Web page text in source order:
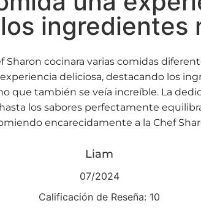
ingredientes
cocinara varias comidas
deliciosa, destacando los
que también se veía increíble. La
los sabores perfectamente
encarecidamente a la Chef
Liam
07/2024
Calificación de Reseña: 10